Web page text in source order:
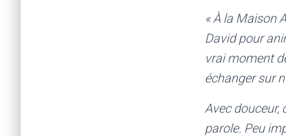
« À la Maison
David pour
vrai moment
échanger sur
Avec douceur,
parole. Peu